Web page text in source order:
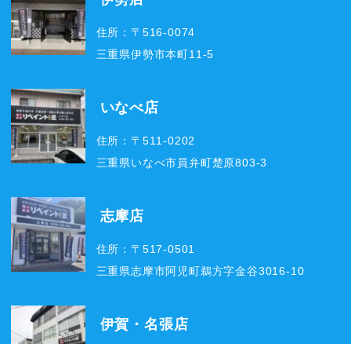
住所：〒516-0074
三重県伊勢市本町11-5
いなべ店
住所：〒511-0202
三重県いなべ市員弁町楚原803-3
志摩店
住所：〒517-0501
三重県志摩市阿児町鵜方字金谷3016-10
伊賀・名張店